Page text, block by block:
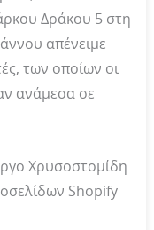
Δράκου 5 στη
απένειμε
των οποίων οι
ανάμεσα σε
Χρυσοστομίδη
Shopify